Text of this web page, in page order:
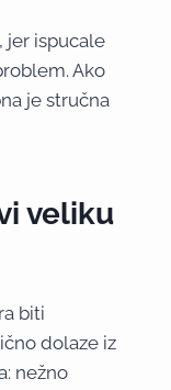
jer ispucale
Ako
je stručna
veliku
biti
dolaze iz
nežno